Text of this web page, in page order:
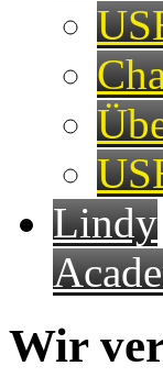
Lindy
Wir